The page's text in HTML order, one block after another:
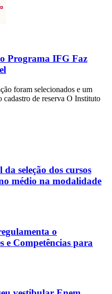
Programa IFG Faz
foram selecionados e um
de reserva O Instituto
seleção dos cursos
médio na modalidade
o
e Competências para